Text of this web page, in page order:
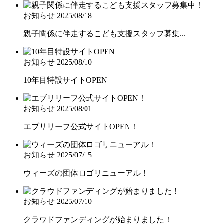
お知らせ 2025/08/18
親子関係に伴走するこども支援スタッフ募集...
お知らせ 2025/08/10
10年目特設サイトOPEN
お知らせ 2025/08/01
エブリリーフ公式サイトOPEN！
お知らせ 2025/07/15
ウィーズの団体ロゴリニューアル！
お知らせ 2025/07/10
クラウドファンディングが始まりました！